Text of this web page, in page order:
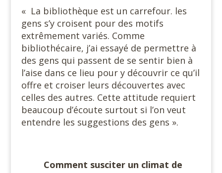
« La bibliothèque est un carrefour. les
gens s’y croisent pour des motifs
extrêmement variés. Comme
bibliothécaire, j’ai essayé de permettre à
des gens qui passent de se sentir bien à
l’aise dans ce lieu pour y découvrir ce qu’il
offre et croiser leurs découvertes avec
celles des autres. Cette attitude requiert
beaucoup d’écoute surtout si l’on veut
entendre les suggestions des gens ».
Comment susciter un climat de